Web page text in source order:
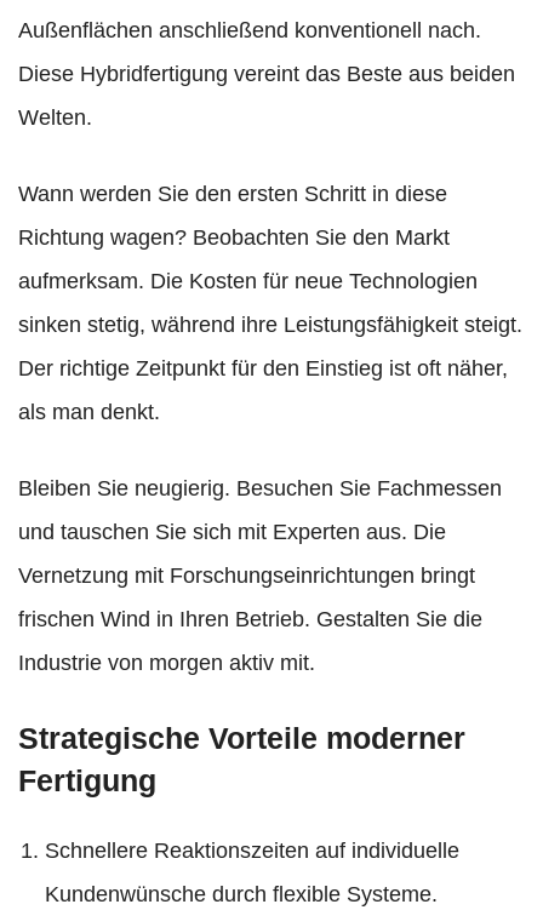
Außenflächen anschließend konventionell nach.
Diese Hybridfertigung vereint das Beste aus beiden
Welten.
Wann werden Sie den ersten Schritt in diese
Richtung wagen? Beobachten Sie den Markt
aufmerksam. Die Kosten für neue Technologien
sinken stetig, während ihre Leistungsfähigkeit steigt.
Der richtige Zeitpunkt für den Einstieg ist oft näher,
als man denkt.
Bleiben Sie neugierig. Besuchen Sie Fachmessen
und tauschen Sie sich mit Experten aus. Die
Vernetzung mit Forschungseinrichtungen bringt
frischen Wind in Ihren Betrieb. Gestalten Sie die
Industrie von morgen aktiv mit.
Strategische Vorteile moderner
Fertigung
Schnellere Reaktionszeiten auf individuelle
Kundenwünsche durch flexible Systeme.